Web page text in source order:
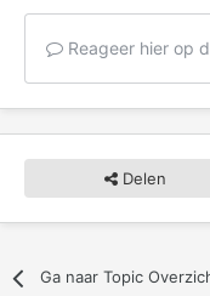
Reageer hier op
Delen
Ga naar Topic